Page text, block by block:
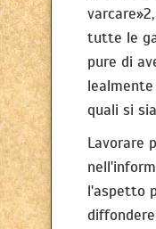
tutte le
pure di
quali si
Lavorare
l'aspetto